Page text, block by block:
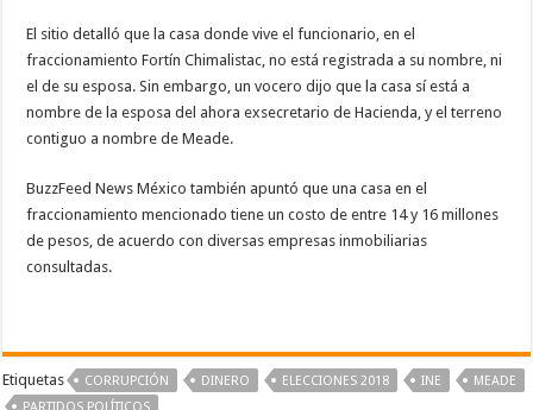
El sitio detalló que la casa donde vive el funcionario, en el
fraccionamiento Fortín Chimalistac, no está registrada a su nombre, ni
el de su esposa. Sin embargo, un vocero dijo que la casa sí está a
nombre de la esposa del ahora exsecretario de Hacienda, y el terreno
contiguo a nombre de Meade.
BuzzFeed News México también apuntó que una casa en el
fraccionamiento mencionado tiene un costo de entre 14 y 16 millones
de pesos, de acuerdo con diversas empresas inmobiliarias
consultadas.
Etiquetas CORRUPCIÓN DINERO ELECCIONES 2018 INE
MEADE